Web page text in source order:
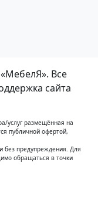
Все
сайта
услуг размещённая на
публичной офертой,
предупреждения. Для
обращаться в точки